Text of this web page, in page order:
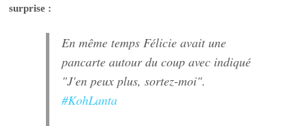
surprise :
En même temps Félicie avait une
pancarte autour du coup avec indiqué
"J'en peux plus, sortez-moi".
#KohLanta